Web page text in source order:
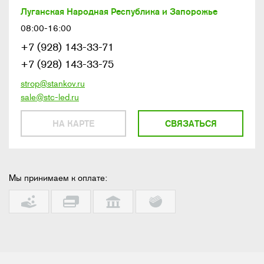
Луганская Народная Республика и Запорожье
08:00-16:00
НА КАРТЕ
+7 (928) 143-33-71
+7 (928) 143-33-75
strop@stankov.ru
sale@stc-led.ru
СВЯЗАТЬСЯ
Мы принимаем к оплате: